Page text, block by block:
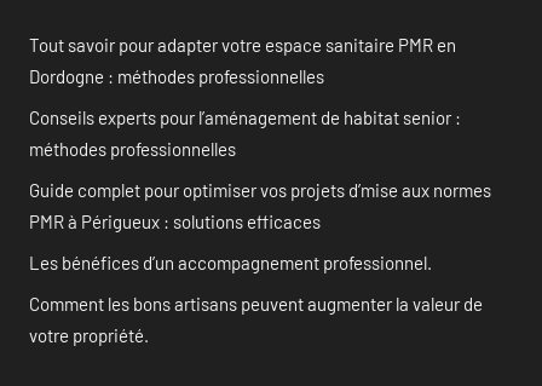
Tout savoir pour adapter votre espace sanitaire PMR en
Dordogne : méthodes professionnelles
Conseils experts pour l’aménagement de habitat senior :
méthodes professionnelles
Guide complet pour optimiser vos projets d’mise aux normes
PMR à Périgueux : solutions efficaces
Les bénéfices d’un accompagnement professionnel.
Comment les bons artisans peuvent augmenter la valeur de
votre propriété.